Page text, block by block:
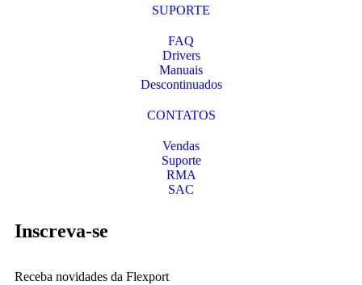
SUPORTE
FAQ
Drivers
Manuais
Descontinuados
CONTATOS
Vendas
Suporte
RMA
SAC
Inscreva-se
Receba novidades da Flexport